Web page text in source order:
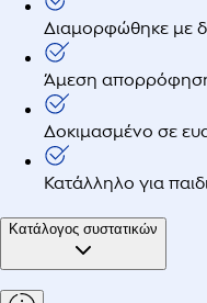
Διαμορφώθηκε με
Άμεση
Δοκιμασμένο σε
Κατάλληλο για
Κατάλογος συστατικών